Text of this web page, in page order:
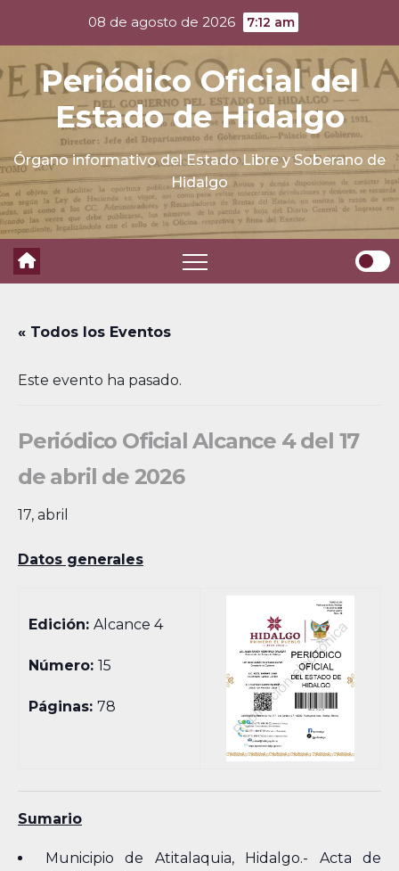
content
08 de agosto de 2026 7:12 am
Periódico Oficial del
Estado de Hidalgo
Órgano informativo del Estado Libre y Soberano de
Hidalgo
« Todos los Eventos
Este evento ha pasado.
Periódico Oficial Alcance 4 del 17
de abril de 2026
17, abril
Datos generales
Edición:Alcance 4
Número:15
Páginas:78
Sumario
Municipio de Atitalaquia, Hidalgo.- Acta de